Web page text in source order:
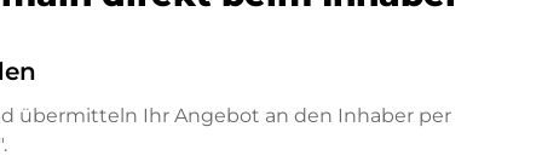
übermitteln Ihr Angebot an den Inhaber per